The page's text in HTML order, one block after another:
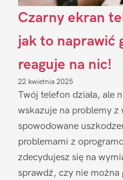
Czarny ekran
jak to naprawić
reaguje na nic!
22 kwietnia 2025
Twój telefon działa, ale
wskazuje na problemy z
spowodowane
problemami z
zdecydujesz się na
sprawdź, czy nie można